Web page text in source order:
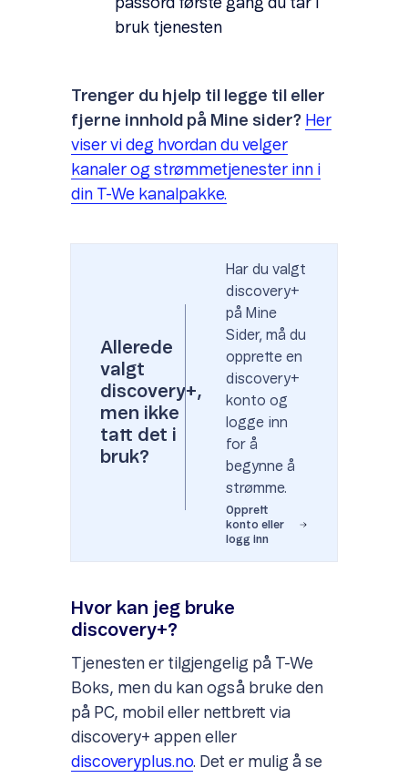
passord første gang du tar i
bruk tjenesten
Trenger du hjelp til legge til eller
fjerne innhold på Mine sider? Her
viser vi deg hvordan du velger
kanaler og strømmetjenester inn i
din T-We kanalpakke.
Allerede
valgt
discovery+,
men ikke
tatt det i
bruk?
Har du valgt
discovery+
på Mine
Sider, må du
opprette en
discovery+
konto og
logge inn
for å
begynne å
strømme.
Opprett
konto eller
logg inn
Hvor kan jeg bruke
discovery+?
Tjenesten er tilgjengelig på T-We
Boks, men du kan også bruke den
på PC, mobil eller nettbrett via
discovery+ appen eller
discoveryplus.no. Det er mulig å se